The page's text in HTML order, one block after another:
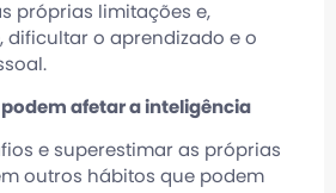
próprias limitações e,
dificultar o aprendizado e o
afetar a inteligência
e superestimar as próprias
outros hábitos que podem